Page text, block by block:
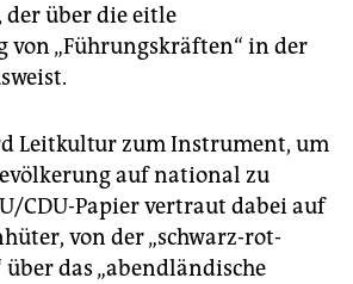
über die eitle
von „Führungskräften“ in der
Leitkultur zum Instrument, um
auf national zu
CDU-Papier vertraut dabei auf
von der „schwarz-rot-
über das „abendländische